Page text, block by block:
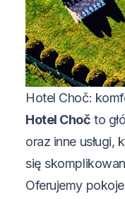
Hotel Choč:
Hotel Choč to
oraz inne
się
Oferujemy